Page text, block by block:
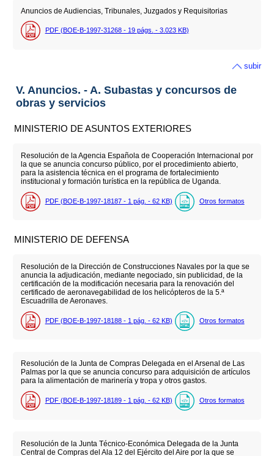
Anuncios de Audiencias, Tribunales, Juzgados y Requisitorias
PDF (BOE-B-1997-31268 - 19 págs. - 3.023 KB)
subir
V. Anuncios. - A. Subastas y concursos de
obras y servicios
MINISTERIO DE ASUNTOS EXTERIORES
Resolución de la Agencia Española de Cooperación Internacional por
la que se anuncia concurso público, por el procedimiento abierto,
para la asistencia técnica en el programa de fortalecimiento
institucional y formación turística en la república de Uganda.
PDF (BOE-B-1997-18187 - 1 pág. - 62 KB) Otros formatos
MINISTERIO DE DEFENSA
Resolución de la Dirección de Construcciones Navales por la que se
anuncia la adjudicación, mediante negociado, sin publicidad, de la
certificación de la modificación necesaria para la renovación del
certificado de aeronavegabilidad de los helicópteros de la 5.ª
Escuadrilla de Aeronaves.
PDF (BOE-B-1997-18188 - 1 pág. - 62 KB) Otros formatos
Resolución de la Junta de Compras Delegada en el Arsenal de Las
Palmas por la que se anuncia concurso para adquisición de artículos
para la alimentación de marinería y tropa y otros gastos.
PDF (BOE-B-1997-18189 - 1 pág. - 62 KB) Otros formatos
Resolución de la Junta Técnico-Económica Delegada de la Junta
Central de Compras del Ala 12 del Ejército del Aire por la que se